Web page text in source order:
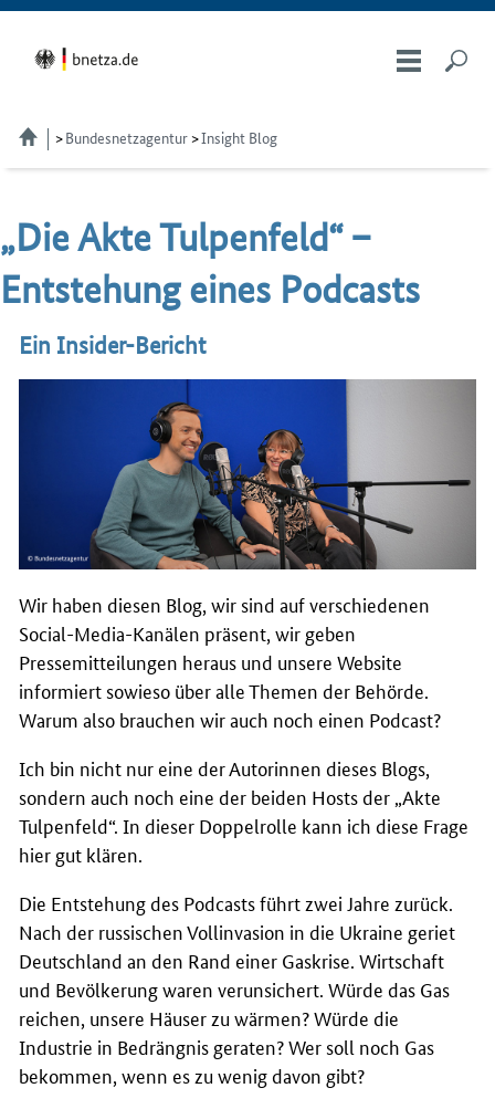
Bundesnetzagentur Insight Blog
„Die Ak­te Tul­pen­feld“ –
Ent­ste­hung ei­nes Pod­casts
Ein Insider-Bericht
Wir haben diesen Blog, wir sind auf verschiedenen
Social-Media-Kanälen präsent, wir geben
Pressemitteilungen heraus und unsere Website
informiert sowieso über alle Themen der Behörde.
Warum also brauchen wir auch noch einen Podcast?
Ich bin nicht nur eine der Autorinnen dieses Blogs,
sondern auch noch eine der beiden Hostsder „Akte
Tulpenfeld“. In dieser Doppelrolle kann ich diese Frage
hier gut klären.
Die Entstehung des Podcastsführt zwei Jahre zurück.
Nach der russischen Vollinvasion in die Ukraine geriet
Deutschland an den Rand einer Gaskrise. Wirtschaft
und Bevölkerung waren verunsichert. Würde das Gas
reichen, unsere Häuser zu wärmen? Würde die
Industrie in Bedrängnis geraten? Wer soll noch Gas
bekommen, wenn es zu wenig davon gibt?